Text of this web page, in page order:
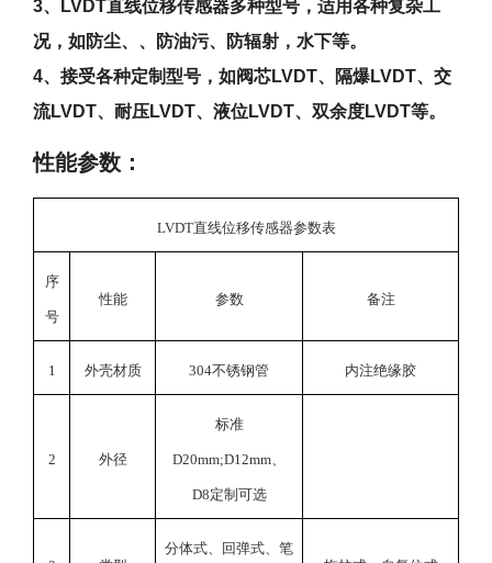
3、LVDT直线位移传感器多种型号，适用各种复杂工
况，如防尘、、防油污、防辐射，水下等。
4、接受各种定制型号，如阀芯LVDT、隔爆LVDT、交
流LVDT、耐压LVDT、液位LVDT、双余度LVDT等。
性能参数：
LVDT直线位移传感器参数表
序
号
性能 参数 备注
1 外壳材质 304不锈钢管 内注绝缘胶
2 外径
标准
D20mm;D12mm、
D8定制可选
分体式、回弹式、笔